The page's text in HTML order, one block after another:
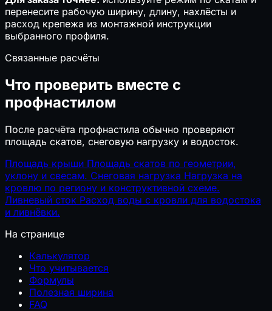
перенесите рабочую ширину, длину, нахлёсты и
расход крепежа из монтажной инструкции
выбранного профиля.
Связанные расчёты
Что проверить вместе с
профнастилом
После расчёта профнастила обычно проверяют
площадь скатов, снеговую нагрузку и водосток.
Площадь крыши Площадь скатов по геометрии,
уклону и свесам. Снеговая нагрузка Нагрузка на
кровлю по региону и конструктивной схеме.
Ливневый сток Расход воды с кровли для водостока
и ливнёвки.
На странице
Калькулятор
Что учитывается
Формулы
Полезная ширина
FAQ